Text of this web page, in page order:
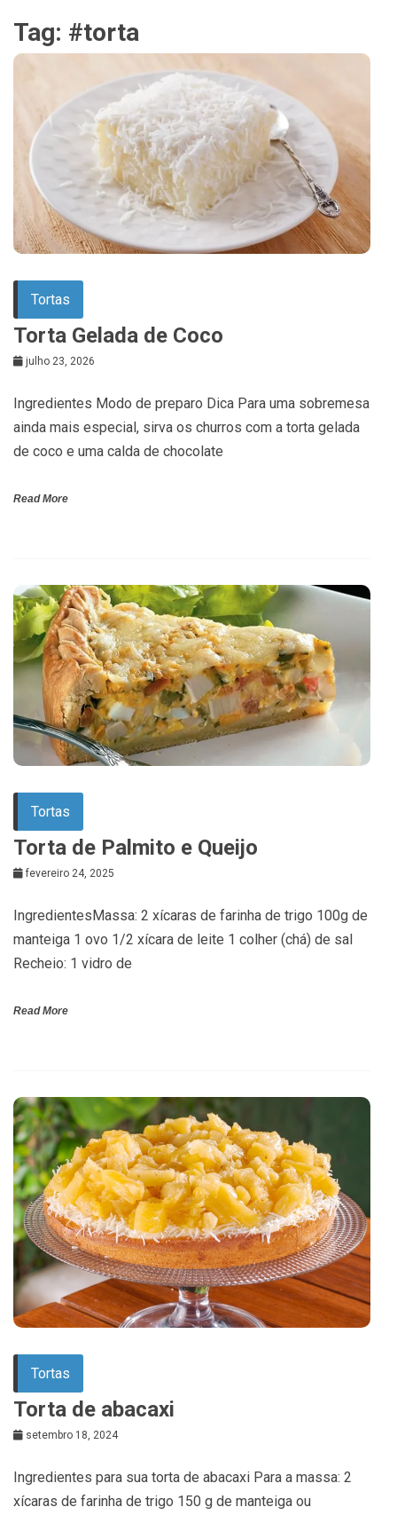
Tag: #torta
Tortas
Torta Gelada de Coco
julho 23, 2026
Ingredientes Modo de preparo Dica Para uma sobremesa
ainda mais especial, sirva os churros com a torta gelada
de coco e uma calda de chocolate
Read More
Tortas
Torta de Palmito e Queijo
fevereiro 24, 2025
IngredientesMassa: 2 xícaras de farinha de trigo 100g de
manteiga 1 ovo 1/2 xícara de leite 1 colher (chá) de sal
Recheio: 1 vidro de
Read More
Tortas
Torta de abacaxi
setembro 18, 2024
Ingredientes para sua torta de abacaxi Para a massa: 2
xícaras de farinha de trigo 150 g de manteiga ou